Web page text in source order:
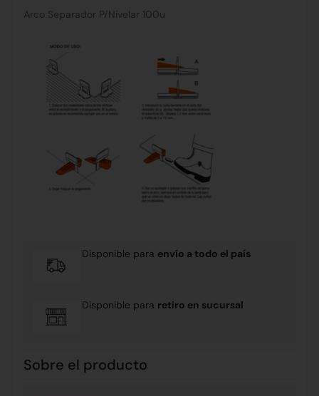
Arco Separador P/Nivelar 100u
Disponible para envío a todo el país
Disponible para retiro en sucursal
Sobre el producto